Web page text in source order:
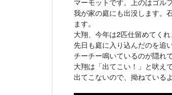
マーモットです。上のはゴル
我が家の庭にも出没します。
ます。
大翔、今年は2匹仕留めてくれ
先日も庭に入り込んだのを追
チーチー鳴いているのが隠れ
大翔は「出てこい！」と吠え
出てこないので、拗ねている